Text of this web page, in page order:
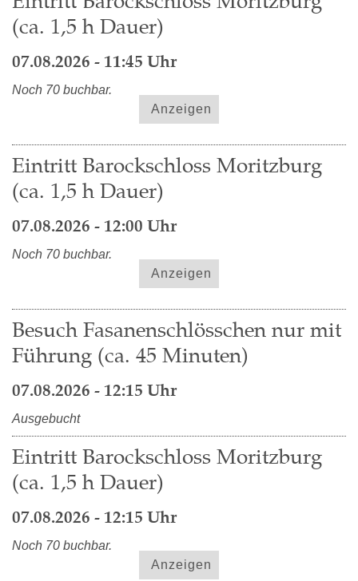
(ca. 1,5 h Dauer)
07.08.2026 - 11:45 Uhr
Noch 70 buchbar.
Anzeigen
Eintritt Barockschloss Moritzburg
(ca. 1,5 h Dauer)
07.08.2026 - 12:00 Uhr
Noch 70 buchbar.
Anzeigen
Besuch Fasanenschlösschen nur mit
Führung (ca. 45 Minuten)
07.08.2026 - 12:15 Uhr
Ausgebucht
Eintritt Barockschloss Moritzburg
(ca. 1,5 h Dauer)
07.08.2026 - 12:15 Uhr
Noch 70 buchbar.
Anzeigen